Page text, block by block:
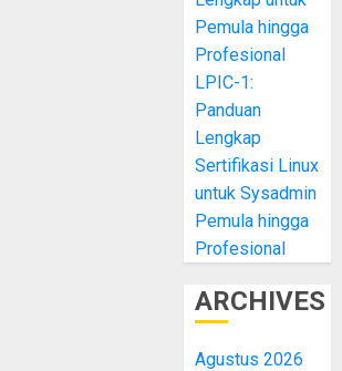
Pemula hingga
Profesional
LPIC-1:
Panduan
Lengkap
Sertifikasi Linux
untuk Sysadmin
Pemula hingga
Profesional
ARCHIVES
Agustus 2026